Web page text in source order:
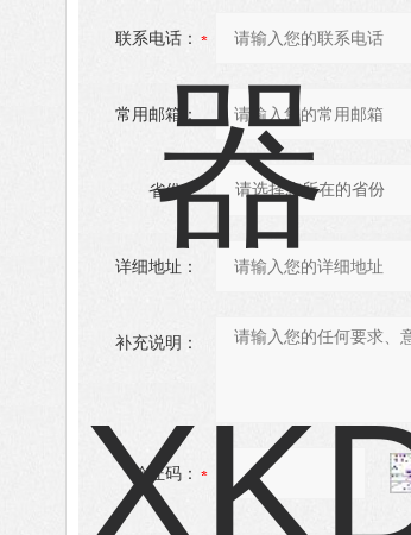
联系电话：
常用邮箱：
省份：
详细地址：
补充说明：
验证码：